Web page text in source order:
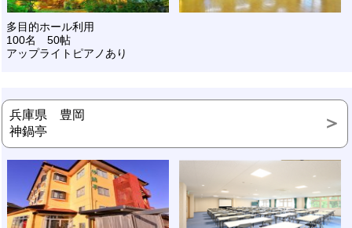
多目的ホール利用
100名 50帖
アップライトピアノあり
兵庫県 豊岡
神鍋亭